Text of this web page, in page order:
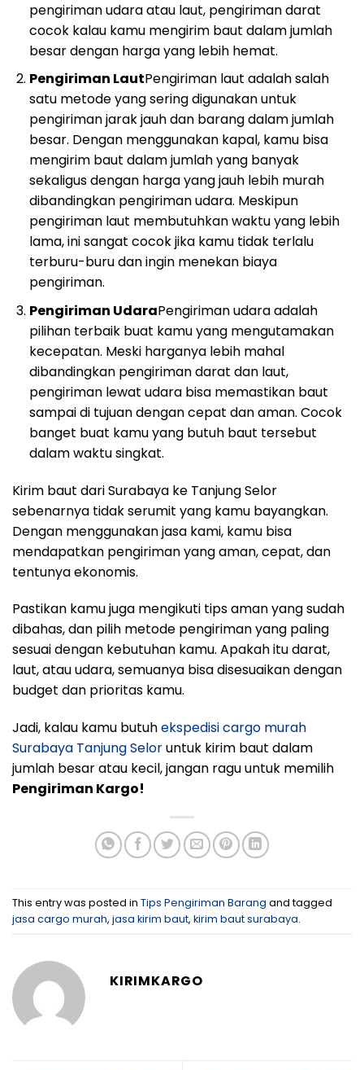
pengiriman udara atau laut, pengiriman darat
cocok kalau kamu mengirim baut dalam jumlah
besar dengan harga yang lebih hemat.
Pengiriman LautPengiriman laut adalah salah
satu metode yang sering digunakan untuk
pengiriman jarak jauh dan barang dalam jumlah
besar. Dengan menggunakan kapal, kamu bisa
mengirim baut dalam jumlah yang banyak
sekaligus dengan harga yang jauh lebih murah
dibandingkan pengiriman udara. Meskipun
pengiriman laut membutuhkan waktu yang lebih
lama, ini sangat cocok jika kamu tidak terlalu
terburu-buru dan ingin menekan biaya
pengiriman.
Pengiriman UdaraPengiriman udara adalah
pilihan terbaik buat kamu yang mengutamakan
kecepatan. Meski harganya lebih mahal
dibandingkan pengiriman darat dan laut,
pengiriman lewat udara bisa memastikan baut
sampai di tujuan dengan cepat dan aman. Cocok
banget buat kamu yang butuh baut tersebut
dalam waktu singkat.
Kirim baut dari Surabaya ke Tanjung Selor
sebenarnya tidak serumit yang kamu bayangkan.
Dengan menggunakan jasa kami, kamu bisa
mendapatkan pengiriman yang aman, cepat, dan
tentunya ekonomis.
Pastikan kamu juga mengikuti tips aman yang sudah
dibahas, dan pilih metode pengiriman yang paling
sesuai dengan kebutuhan kamu. Apakah itu darat,
laut, atau udara, semuanya bisa disesuaikan dengan
budget dan prioritas kamu.
Jadi, kalau kamu butuhekspedisi cargo murah
Surabaya Tanjung Seloruntuk kirim baut dalam
jumlah besar atau kecil, jangan ragu untuk memilih
Pengiriman Kargo!
This entry was posted in Tips Pengiriman Barang and tagged
jasa cargo murah, jasa kirim baut, kirim baut surabaya.
KIRIMKARGO